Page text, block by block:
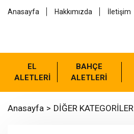
Anasayfa Hakkımızda İletişim
EL
ALETLERİ
BAHÇE
ALETLERİ
Anasayfa DİĞER KATEGORİLER